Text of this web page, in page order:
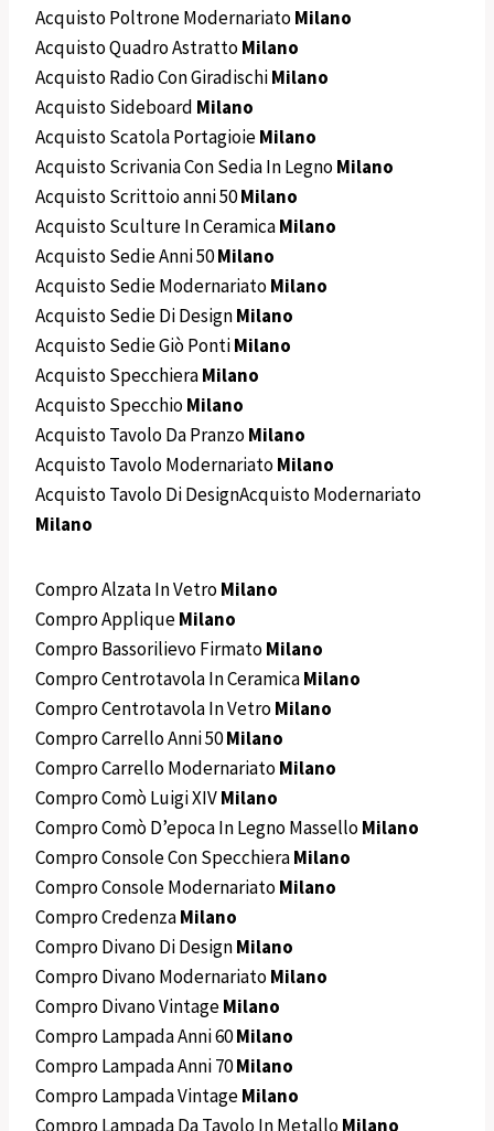
Acquisto Poltrone ModernariatoMilano
Acquisto Quadro AstrattoMilano
Acquisto Radio Con GiradischiMilano
Acquisto Sideboard Milano
Acquisto Scatola PortagioieMilano
Acquisto Scrivania Con Sedia In LegnoMilano
Acquisto Scrittoio anni 50Milano
Acquisto Sculture In CeramicaMilano
Acquisto Sedie Anni 50Milano
Acquisto Sedie ModernariatoMilano
Acquisto Sedie Di DesignMilano
Acquisto Sedie Giò PontiMilano
Acquisto SpecchieraMilano
Acquisto SpecchioMilano
Acquisto Tavolo Da PranzoMilano
Acquisto Tavolo ModernariatoMilano
Acquisto Tavolo Di DesignAcquisto Modernariato
Milano
Compro Alzata In VetroMilano
Compro AppliqueMilano
Compro Bassorilievo FirmatoMilano
Compro Centrotavola In CeramicaMilano
Compro Centrotavola In VetroMilano
Compro Carrello Anni 50Milano
Compro Carrello ModernariatoMilano
Compro Comò Luigi XIVMilano
Compro Comò D’epoca In Legno MasselloMilano
Compro Console Con SpecchieraMilano
Compro Console ModernariatoMilano
Compro CredenzaMilano
Compro Divano Di DesignMilano
Compro Divano ModernariatoMilano
Compro Divano VintageMilano
Compro Lampada Anni 60Milano
Compro Lampada Anni 70Milano
Compro Lampada VintageMilano
Compro Lampada Da Tavolo In MetalloMilano